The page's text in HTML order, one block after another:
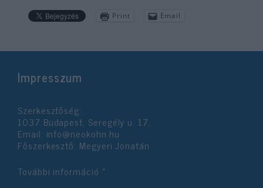
Print Email
Impresszum
Szerkesztőség:
1037 Budapest, Seregély u. 17.
Email: info@neokohn.hu
Főszerkesztő: Megyeri Jonatán
További információ »